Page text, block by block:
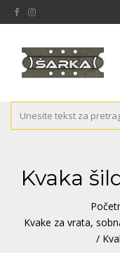
Kvaka
Kvake za vrata,
/